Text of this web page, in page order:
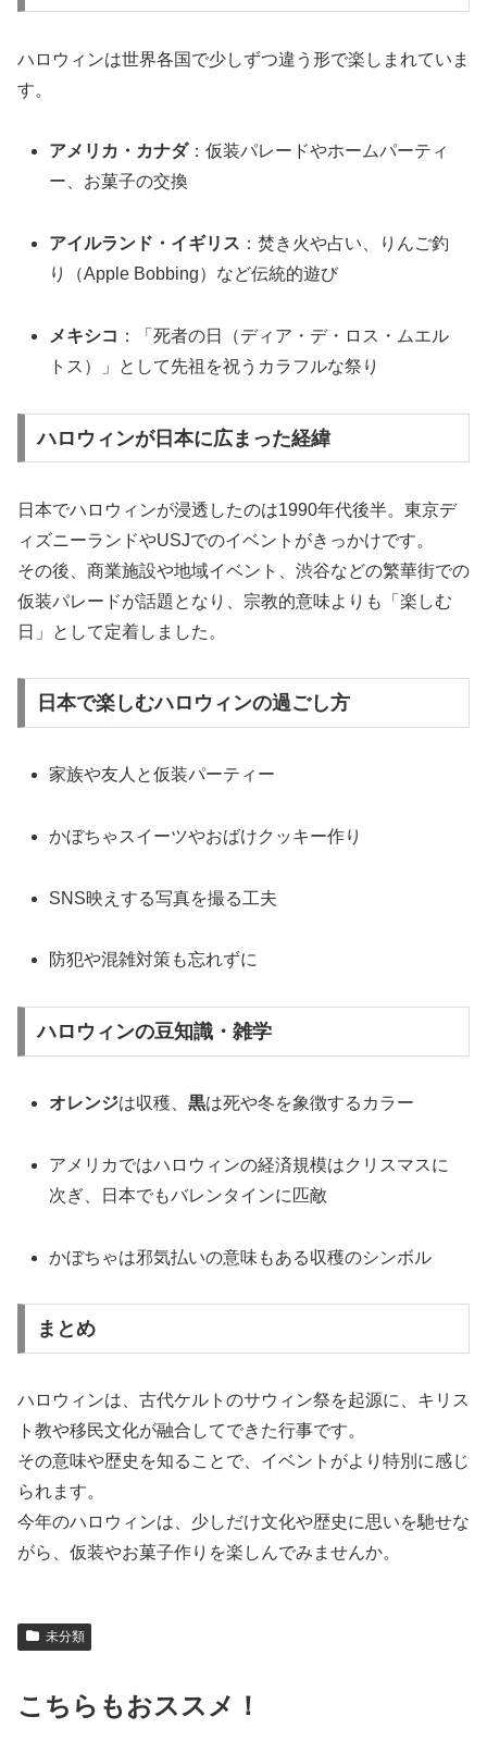
ハロウィンは世界各国で少しずつ違う形で楽しまれていま
す。
アメリカ・カナダ：仮装パレードやホームパーティ
ー、お菓子の交換
アイルランド・イギリス ：焚き火や占い、りんご釣
り（Apple Bobbing）など伝統的遊び
メキシコ ：「死者の日（ディア・デ・ロス・ムエル
トス）」として先祖を祝うカラフルな祭り
ハロウィンが日本に広まった経緯
日本でハロウィンが浸透したのは1990年代後半。東京デ
ィズニーランドやUSJでのイベントがきっかけです。
その後、商業施設や地域イベント、渋谷などの繁華街での
仮装パレードが話題となり、宗教的意味よりも「楽しむ
日」として定着しました。
日本で楽しむハロウィンの過ごし方
家族や友人と仮装パーティー
かぼちゃスイーツやおばけクッキー作り
SNS映えする写真を撮る工夫
防犯や混雑対策も忘れずに
ハロウィンの豆知識・雑学
オレンジは収穫、黒は死や冬を象徴するカラー
アメリカではハロウィンの経済規模はクリスマスに
次ぎ、日本でもバレンタインに匹敵
かぼちゃは邪気払いの意味もある収穫のシンボル
まとめ
ハロウィンは、古代ケルトのサウィン祭を起源に、キリス
ト教や移民文化が融合してできた行事です。
その意味や歴史を知ることで、イベントがより特別に感じ
られます。
今年のハロウィンは、少しだけ文化や歴史に思いを馳せな
がら、仮装やお菓子作りを楽しんでみませんか。
未分類
こちらもおススメ！